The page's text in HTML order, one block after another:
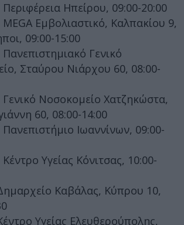
Περιφέρεια Ηπείρου, 09:00-20:00
MEGA Εμβολιαστικό, Καλπακίου 9,
09:00-15:00
Πανεπιστημιακό Γενικό
Σταύρου Νιάρχου 60, 08:00-
Γενικό Νοσοκομείο Χατζηκώστα,
60, 08:00-14:00
Πανεπιστήμιο Ιωαννίνων, 09:00-
Κέντρο Υγείας Κόνιτσας, 10:00-
Καβάλας, Κύπρου 10,
Υγείας Ελευθερούπολης,